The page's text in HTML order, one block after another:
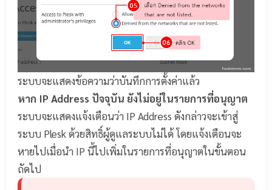
ระบบจะแสดงข้อความว่าบันทึกการตั้งค่าแล้ว
หาก IP Address ปัจจุบัน ยังไม่อยู่ในรายการที่อนุญาต
ระบบจะแสดงแจ้งเตือนว่า IP Address ดังกล่าวจะเข้าสู่
ระบบ Plesk ด้วยสิทธิ์ผู้ดูแลระบบไม่ได้ โดยแจ้งเตือนจะ
หายไปเมื่อนำ IP นี้ไปเพิ่มในรายการที่อนุญาตในขั้นตอน
ถัดไป